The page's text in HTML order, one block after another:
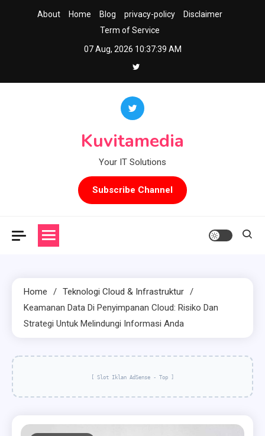
About Home Blog privacy-policy
Disclaimer
Term of Service
07 Aug, 2026 10:37:40 AM
Kuvitamedia
Your IT Solutions
Subscribe Channel
Home
Teknologi Cloud & Infrastruktur
Keamanan Data Di Penyimpanan Cloud: Risiko Dan
Strategi Untuk Melindungi Informasi Anda
[ Slot Iklan AdSense - Top ]